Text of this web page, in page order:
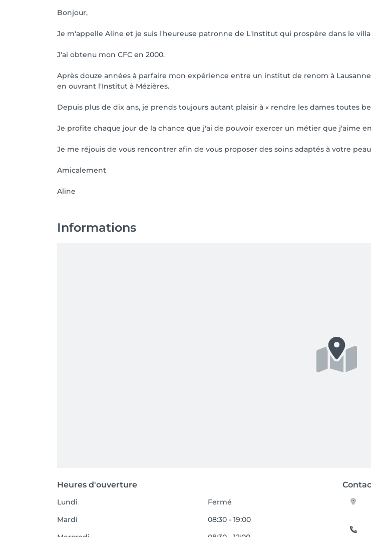
Bonjour,
Je m'appelle Aline et je suis l'heureuse patronne de L'Institut qui prospère dans le
J'ai obtenu mon CFC en 2000.
Après douze années à parfaire mon expérience entre un institut de renom à
en ouvrant l'Institut à Mézières.
Depuis plus de dix ans, je prends toujours autant plaisir à « rendre les dames toutes
Je profite chaque jour de la chance que j'ai de pouvoir exercer un métier que j'aime
Je me réjouis de vous rencontrer afin de vous proposer des soins adaptés à votre
Amicalement
Aline
Informations
Heures d'ouverture
Lundi
Fermé
Mardi
08:30 - 19:00